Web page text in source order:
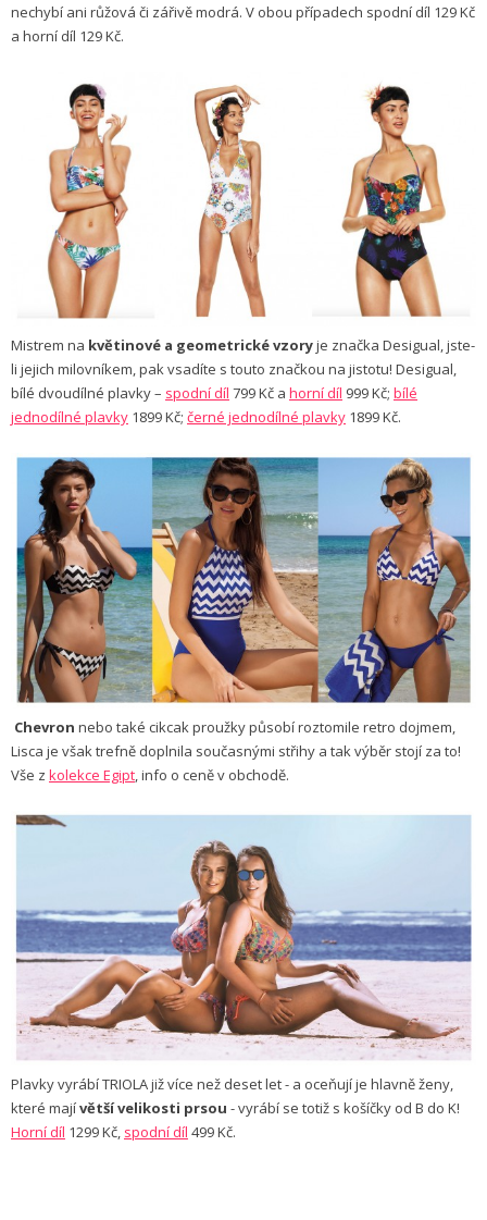
nechybí ani růžová či zářivě modrá. V obou případech spodní díl 129 Kč
a horní díl 129 Kč.
Mistrem na květinové a geometrické vzoryje značka Desigual, jste-
li jejich milovníkem, pak vsadíte s touto značkou na jistotu! Desigual,
bílé dvoudílné plavky – spodní díl 799 Kč a horní díl 999 Kč; bílé
jednodílné plavky 1899 Kč; černé jednodílné plavky 1899 Kč.
Chevron nebo také cikcak proužky působí roztomile retro dojmem,
Lisca je však trefně doplnila současnými střihy a tak výběr stojí za to!
Vše z kolekce Egipt , info o ceně v obchodě.
Plavky vyrábí TRIOLA již více než deset let - a oceňují je hlavně ženy,
které majívětší velikosti prsou - vyrábí se totiž s košíčky od B do K!
Horní díl 1299 Kč, spodní díl 499 Kč.